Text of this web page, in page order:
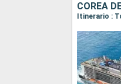
COREA
Itinerario :